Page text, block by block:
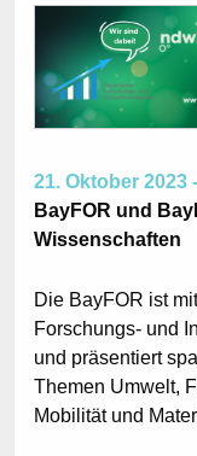
21. Oktober
BayFOR und
Wissenschaften
Die BayFOR ist
Forschungs- und
und präsentiert
Themen Umwelt,
Mobilität und